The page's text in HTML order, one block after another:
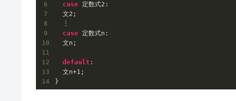
case 定数式2 :
  文
2 ;
  ︙
case 定数式n:
  文n;
default :
  文n+
1 ;